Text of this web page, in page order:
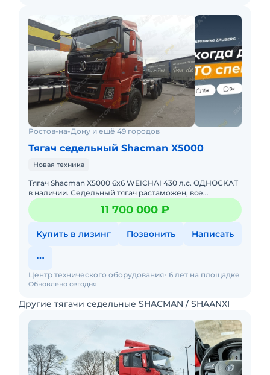
Ростов-на-Дону и ещё 49 городов
Тягач седельный Shacman X5000
Новая техника
Тягач Shacman X5000 6x6 WEICHAI 430 л.с. ОДНОСКАТ
в наличии. Седельный тягач растаможен, все
документы готовы. Действующее ЭПТС, налоги и
сборы уплачены. Стоим11 700 000 ₽
Купить в лизинг Позвонить Написать
Обновлено сегодня
Центр технического оборудования 6 лет на площадке
Другие тягачи седельные SHACMAN / SHAANXI